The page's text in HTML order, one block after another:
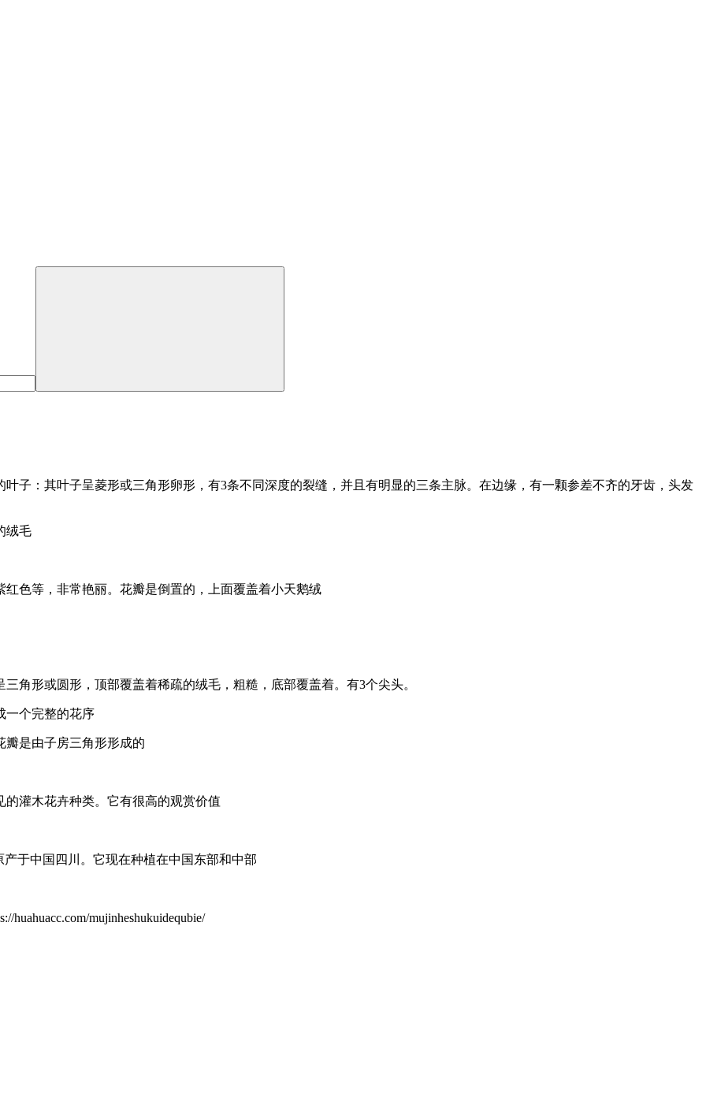
子：其叶子呈菱形或三角形卵形，有3条不同深度的裂缝，并且有明显的三条主脉。在边缘，有一颗参差不齐的牙齿，头发
绒毛
色等，非常艳丽。花瓣是倒置的，上面覆盖着小天鹅绒
角形或圆形，顶部覆盖着稀疏的绒毛，粗糙，底部覆盖着。有3个尖头。
一个完整的花序
瓣是由子房三角形形成的
灌木花卉种类。它有很高的观赏价值
于中国四川。它现在种植在中国东部和中部
mujinheshukuidequbie/